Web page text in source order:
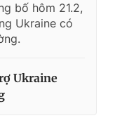
bố hôm 21.2,
Ukraine có
Ukraine